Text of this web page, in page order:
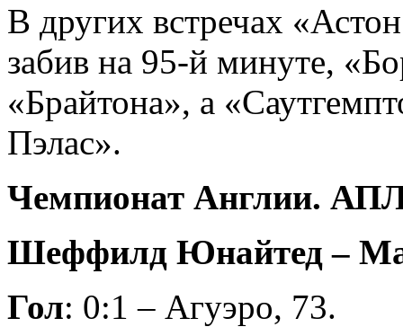
В других встречах
забив на 95-й минуте,
«Брайтона», а
Пэлас».
Чемпионат Англии.
Шеффилд Юнайтед –
Гол: 0:1 – Агуэро, 73.